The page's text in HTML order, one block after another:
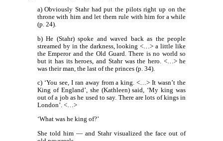
a) Obviously Stahr had put the pilots right up on the
throne with him and let them rule with him for a while
(p. 24).
b) He (Stahr) spoke and waved back as the people
streamed by in the darkness, looking <…> a little like
the Emperor and the Old Guard. There is no world so
but it has its heroes, and Stahr was the hero. <…> he
was their man, the last of the princes (p. 34).
c) ‘You see, I ran away from a king. <…> It wasn’t the
King of England’, she (Kathleen) said, ‘My king was
out of a job as he used to say. There are lots of kings in
London’. <…>
‘What was he king of?’
She told him — and Stahr visualized the face out of